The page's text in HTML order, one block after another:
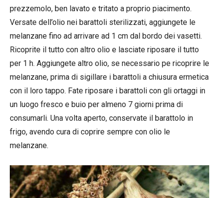
prezzemolo, ben lavato e tritato a proprio piacimento.
Versate dell’olio nei barattoli sterilizzati, aggiungete le
melanzane fino ad arrivare ad 1 cm dal bordo dei vasetti.
Ricoprite il tutto con altro olio e lasciate riposare il tutto
per 1 h. Aggiungete altro olio, se necessario pe ricoprire le
melanzane, prima di sigillare i barattoli a chiusura ermetica
con il loro tappo. Fate riposare i barattoli con gli ortaggi in
un luogo fresco e buio per almeno 7 giorni prima di
consumarli. Una volta aperto, conservate il barattolo in
frigo, avendo cura di coprire sempre con olio le
melanzane.